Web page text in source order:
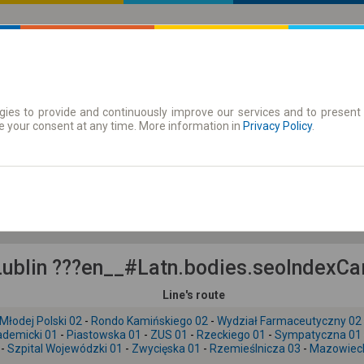
| Tickets Season tickets
Line's route
Młodej Polski 02 - Rondo Kamińskiego 02 - Wydział Farmaceutyczny 02
01 - Piastowska 01 - ZUS 01 - Rzeckiego 01 - Sympatyczna 01
- Szpital Wojewódzki 01 - Zwycięska 01 - Rzemieślnicza 03 -
to provide and continuously improve our services and to
your consent at any time. More information in Privacy Policy.